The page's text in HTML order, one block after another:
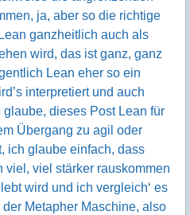
ja, aber so die richtige
ganzheitlich auch als
wird, das ist ganz, ganz
Lean eher so ein
interpretiert und auch
dieses Post Lean für
Übergang zu agil oder
ich glaube einfach, dass
viel, viel stärker rauskommen
wird und ich vergleich‘ es
Metapher Maschine, also